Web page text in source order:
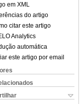
em XML
do artigo
citar este artigo
Analytics
automática
este artigo por email